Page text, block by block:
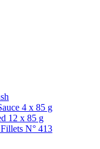
4 x 85 g
12 x 85 g
N° 413